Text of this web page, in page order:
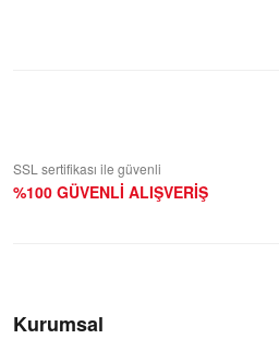
SSL sertifikası ile güvenli
%100 GÜVENLİ ALIŞVERİŞ
Kurumsal